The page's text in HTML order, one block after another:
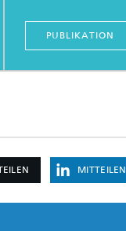
PUBLIKATION
MITTEILEN